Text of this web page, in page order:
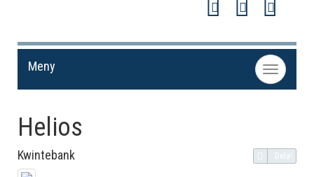
Toggle
navigation
Meny
Helios
Kwintebank Dela!